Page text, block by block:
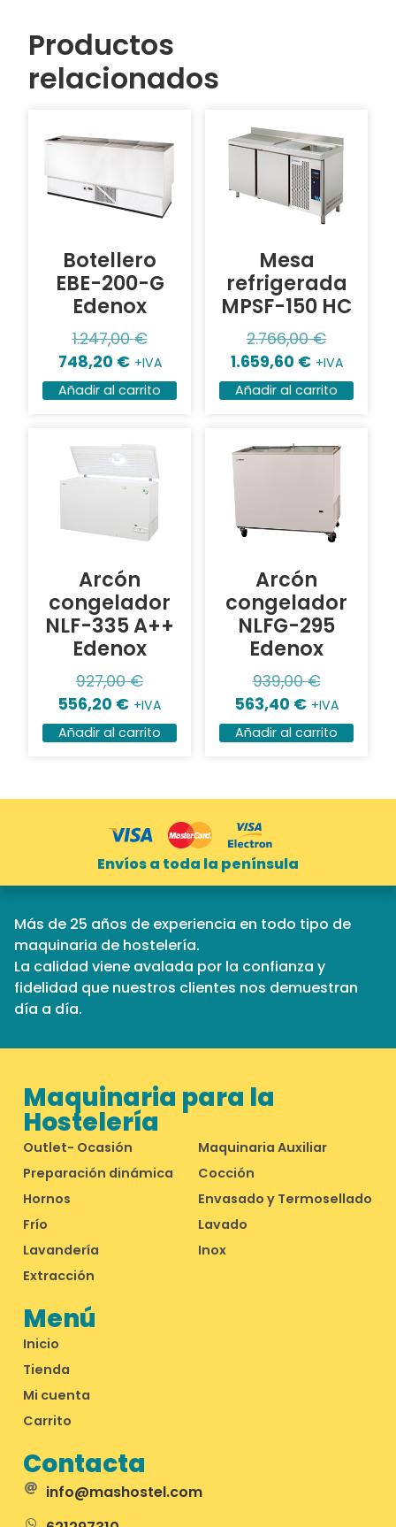
Productos
relacionados
Botellero
EBE-200-G
Edenox
1.247,00€
748,20 € +IVA
Añadir al carrito
Mesa
refrigerada
MPSF-150 HC
2.766,00€
1.659,60 € +IVA
Añadir al carrito
Arcón
congelador
NLF-335 A++
Edenox
927,00€
556,20 € +IVA
Añadir al carrito
Arcón
congelador
NLFG-295
Edenox
939,00€
563,40 € +IVA
Añadir al carrito
Envíos a toda la península
Más de 25 años de experiencia en todo tipo de
maquinaria de hostelería.
La calidad viene avalada por la confianza y
fidelidad que nuestros clientes nos demuestran
día a día.
Menú
Inicio
Tienda
Mi cuenta
Carrito
Maquinaria para la
Hostelería
Outlet- Ocasión
Maquinaria Auxiliar
Preparación dinámica
Cocción
Hornos
Envasado y Termosellado
Frío
Lavado
Lavandería
Inox
Extracción
Contacta
info@mashostel.com